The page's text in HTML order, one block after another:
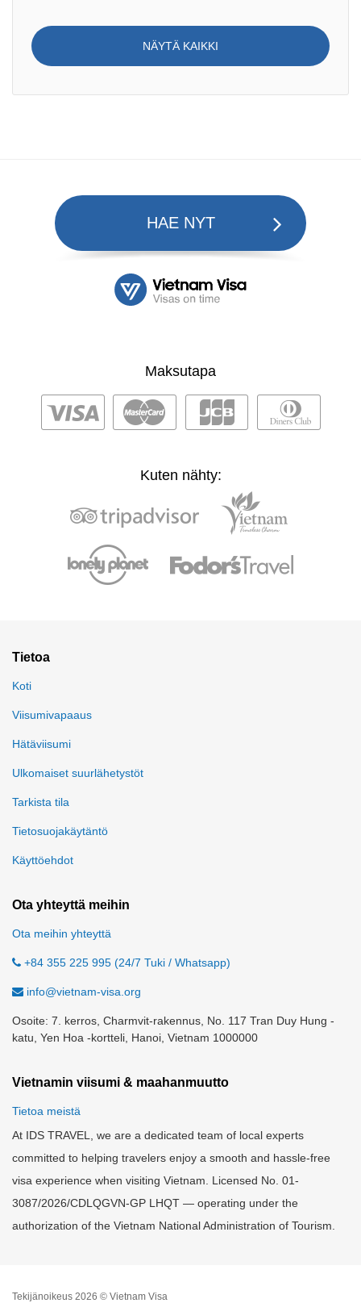
NÄYTÄ KAIKKI
HAE NYT
Maksutapa
Kuten nähty:
Tietoa
Koti
Viisumivapaaus
Hätäviisumi
Ulkomaiset suurlähetystöt
Tarkista tila
Tietosuojakäytäntö
Käyttöehdot
Ota yhteyttä meihin
Ota meihin yhteyttä
+84 355 225 995 (24/7 Tuki / Whatsapp)
info@vietnam-visa.org
Osoite: 7. kerros, Charmvit-rakennus, No. 117 Tran Duy Hung -
katu, Yen Hoa -kortteli, Hanoi, Vietnam 1000000
Vietnamin viisumi & maahanmuutto
Tietoa meistä
At IDS TRAVEL, we are a dedicated team of local experts
committed to helping travelers enjoy a smooth and hassle-free
visa experience when visiting Vietnam. Licensed No. 01-
3087/2026/CDLQGVN-GP LHQT — operating under the
authorization of the Vietnam National Administration of Tourism.
Tekijänoikeus 2026 © Vietnam Visa